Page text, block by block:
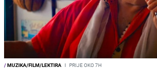
/MUZIKA/FILM/LEKTIRA I PRIJE OKO 7H